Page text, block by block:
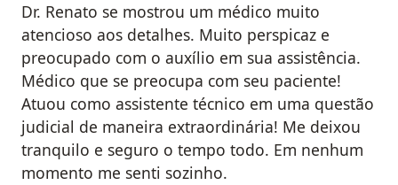
Dr. Renato se mostrou um médico muito
atencioso aos detalhes. Muito perspicaz e
preocupado com o auxílio em sua assistência.
Médico que se preocupa com seu paciente!
Atuou como assistente técnico em uma questão
judicial de maneira extraordinária! Me deixou
tranquilo e seguro o tempo todo. Em nenhum
momento me senti sozinho.